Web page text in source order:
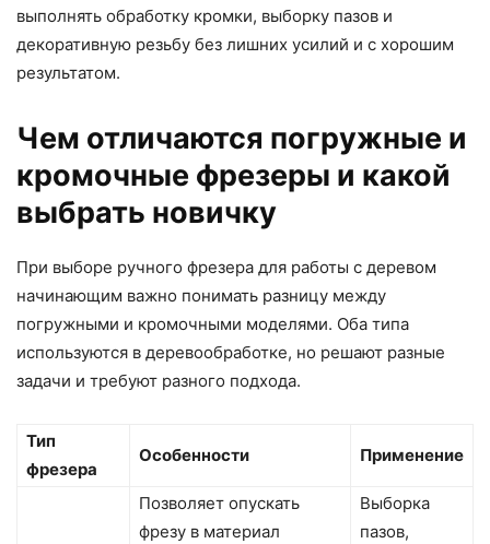
выполнять обработку кромки, выборку пазов и
декоративную резьбу без лишних усилий и с хорошим
результатом.
Чем отличаются погружные и
кромочные фрезеры и какой
выбрать новичку
При выборе ручного фрезера для работы с деревом
начинающим важно понимать разницу между
погружными и кромочными моделями. Оба типа
используются в деревообработке, но решают разные
задачи и требуют разного подхода.
Тип
фрезера
Особенности Применение
Позволяет опускать
фрезу в материал
Выборка
пазов,